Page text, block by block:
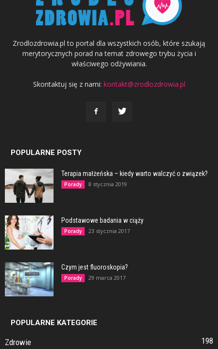
Zrodlozdrowia.pl to portal dla wszystkich osób, które szukają
merytorycznych porad na temat zdrowego trybu życia i
właściwego odżywiania.
Skontaktuj się z nami: kontakt@zrodlozdrowia.pl
POPULARNE POSTY
Terapia małżeńska – kiedy warto walczyć o związek?
Porady 8 stycznia 2019
Podstawowe badania w ciąży
Porady 23 stycznia 2017
Czym jest fluoroskopia?
Porady 29 marca 2017
POPULARNE KATEGORIE
Zdrowie 198